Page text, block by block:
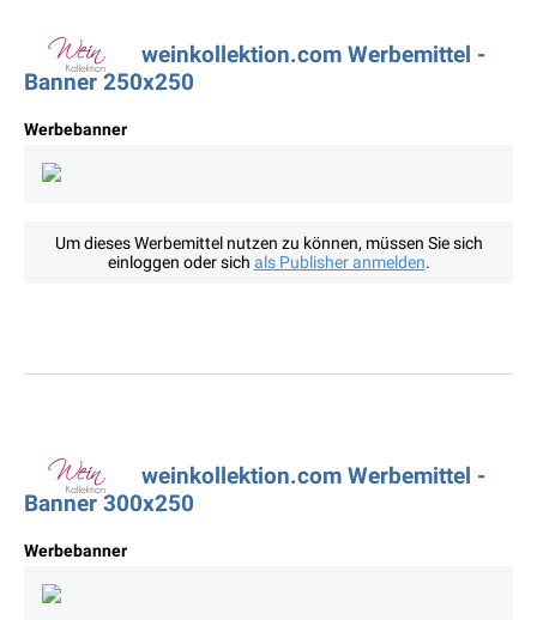
weinkollektion.com Werbemittel -
Banner 250x250
Werbebanner
Um dieses Werbemittel nutzen zu können, müssen Sie sich
einloggen oder sich als Publisher anmelden.
weinkollektion.com Werbemittel -
Banner 300x250
Werbebanner